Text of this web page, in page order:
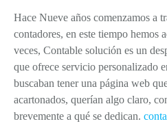
Hace Nueve años comenzamos a
contadores, en este tiempo hemos
veces, Contable solución es un
que ofrece servicio personalizado
buscaban tener una página web
acartonados, querían algo claro,
brevemente a qué se dedican.